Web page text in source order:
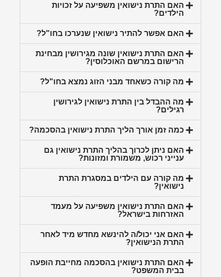
האם התרת נישואין משפיעה על זכויות
הילדים?
האם אפשר להתיר נישואין שנערכו בחו"ל?
האם התרת נישואין שונה מגירושין מבחינת
הרישום במרשם האוכלוסין?
מה קורה כשאחד מבני הזוג נמצא בחו"ל?
מה ההבדל בין התרת נישואין לגירושין
רגילים?
כמה זמן אורך הליך התרת נישואין בהסכמה?
האם ניתן לכרוך בהליך התרת נישואין גם
ענייני רכוש, משמורת ומזונות?
מה קורה עם הילדים במסגרת התרת
נישואין?
האם התרת נישואין משפיעה על מעמד
האזרחות בישראל?
האם אני יכול/ה להינשא מחדש מיד לאחר
התרת הנישואין?
האם התרת נישואין בהסכמה מחייבת הופעה
בבית המשפט?